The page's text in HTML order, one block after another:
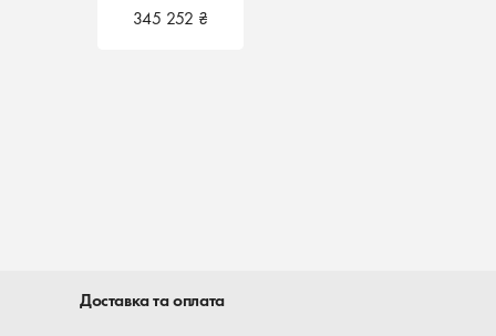
345 252 ₴
345 252 ₴
Доставка та оплата